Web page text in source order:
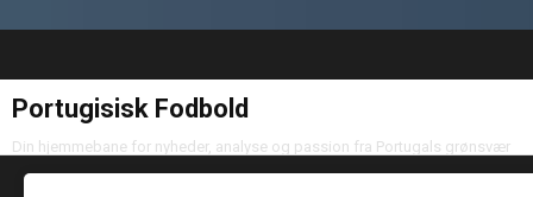
Portugisisk Fodbold
Din hjemmebane for nyheder, analyse og passion fra Portugals grønsvær